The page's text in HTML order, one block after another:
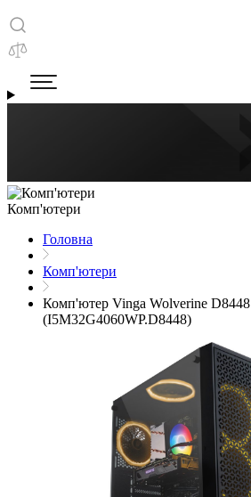
Комп'ютери
Головна
Комп'ютери
Комп'ютер Vinga Wolverine D8448
(I5M32G4060WP.D8448)